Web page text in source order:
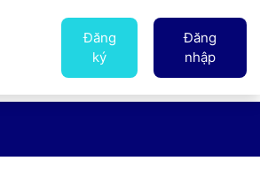
Đăng
ký
Đăng
nhập